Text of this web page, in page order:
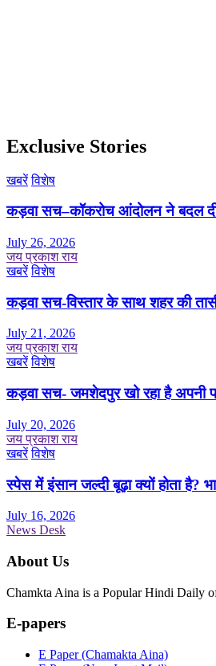
Exclusive Stories
खबरें विशेष
कड़वा सच–कॉकरोच आंदोलन ने बदल
July 26, 2026
जय प्रकाश राय
खबरें विशेष
कड़वा सच-विस्तार के साथ शहर की
July 21, 2026
जय प्रकाश राय
खबरें विशेष
कड़वा सच- जमशेदपुर खो रहा है अपनी
July 20, 2026
जय प्रकाश राय
खबरें विशेष
स्पेस में इंसान जल्दी बूढ़ा क्यों होता
July 16, 2026
News Desk
About Us
Chamkta Aina is a Popular Hindi Daily
E-papers
E Paper (Chamakta Aina)